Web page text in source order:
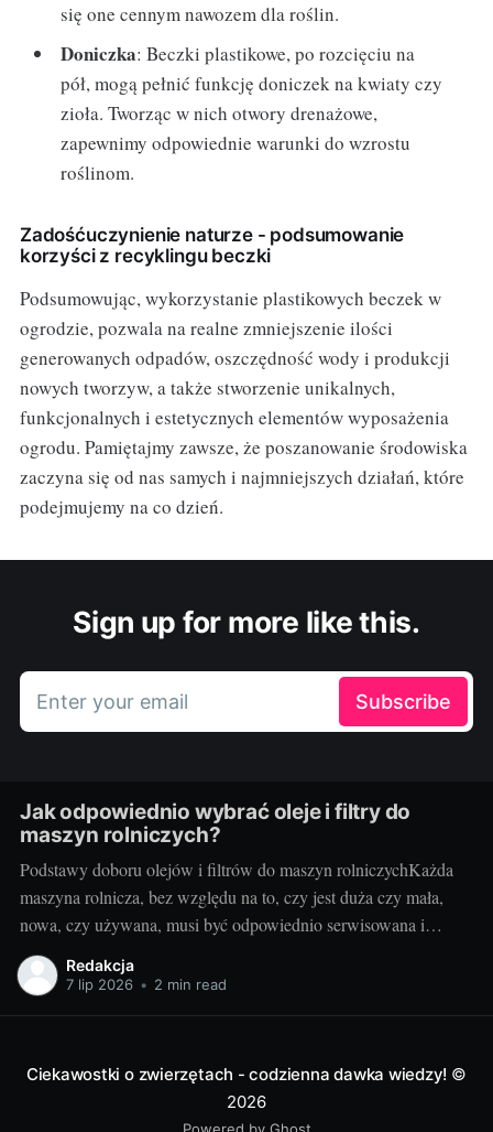
się one cennym nawozem dla roślin.
Doniczka: Beczki plastikowe, po rozcięciu na
pół, mogą pełnić funkcję doniczek na kwiaty czy
zioła. Tworząc w nich otwory drenażowe,
zapewnimy odpowiednie warunki do wzrostu
roślinom.
Zadośćuczynienie naturze - podsumowanie
korzyści z recyklingu beczki
Podsumowując, wykorzystanie plastikowych beczek w
ogrodzie, pozwala na realne zmniejszenie ilości
generowanych odpadów, oszczędność wody i produkcji
nowych tworzyw, a także stworzenie unikalnych,
funkcjonalnych i estetycznych elementów wyposażenia
ogrodu. Pamiętajmy zawsze, że poszanowanie środowiska
zaczyna się od nas samych i najmniejszych działań, które
podejmujemy na co dzień.
Sign up for more like this.
Enter your email Subscribe
Jak odpowiednio wybrać oleje i filtry do
maszyn rolniczych?
Podstawy doboru olejów i filtrów do maszyn rolniczychKażda
maszyna rolnicza, bez względu na to, czy jest duża czy mała,
nowa, czy używana, musi być odpowiednio serwisowana i
konserwowana. Jednym z kluczowych elementów takiego
serwisu jak i codziennej eksploatacji jest dobór odpowiednich
Redakcja
7 lip 2026 • 2 min read
Ciekawostki o zwierzętach - codzienna dawka wiedzy! ©
2026